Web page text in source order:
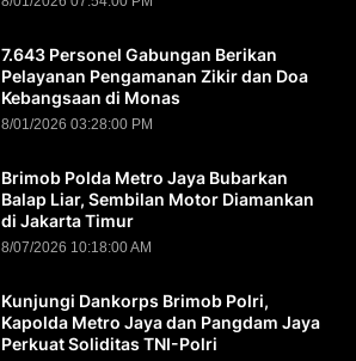
7.643 Personel Gabungan Berikan
Pelayanan Pengamanan Zikir dan Doa
Kebangsaan di Monas
8/01/2026 03:28:00 PM
Brimob Polda Metro Jaya Bubarkan
Balap Liar, Sembilan Motor Diamankan
di Jakarta Timur
8/07/2026 10:18:00 AM
Kunjungi Dankorps Brimob Polri,
Kapolda Metro Jaya dan Pangdam Jaya
Perkuat Soliditas TNI-Polri